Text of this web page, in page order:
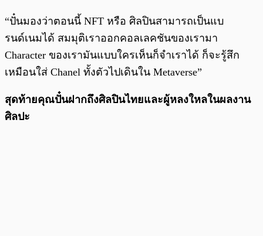
“ปั๋นมองว่าตอนนี้ NFT หรือ ศิลปินสามารถเป็นแบ
รนด์เนมได้ สมมุติเราออกคอลเลคชันของเรามา
Character ของเรามันแบบใครเห็นก็จำเราได้ ก็จะรู้สึก
เหมือนใส่ Chanel ทั้งตัวไปเดินใน Metaverse”
สุดท้ายคุณปั๋นฝากถึงศิลปินไทยและผู้หลงใหลในผลงาน
ศิลปะ